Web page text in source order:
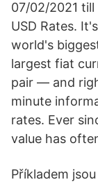
07/02/2021 till
USD Rates.
world's
largest fiat
pair — and
minute
rates. Ever
value has
Příkladem